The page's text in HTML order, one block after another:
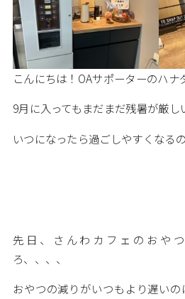
こんにちは！OAサポーターのハナ
9月に入ってもまだまだ残暑が厳
いつになったら過ごしやすくなる
先日、さんわカフェのおや
ろ、、、、
おやつの減りがいつもより遅い